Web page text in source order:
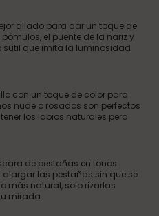
aliado para dar un toque de
el puente de la nariz y
sutil que imita la luminosidad
con un toque de color para
nude o rosados son perfectos
los labios naturales pero
de pestañas en tonos
las pestañas sin que se
más natural, solo rizarlas
mirada.